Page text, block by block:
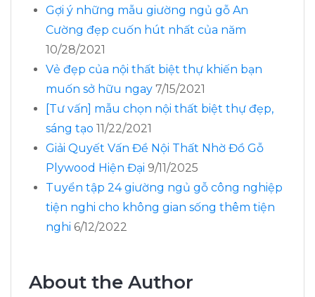
Gợi ý những mẫu giường ngủ gỗ An
Cường đẹp cuốn hút nhất của năm
10/28/2021
Vẻ đẹp của nội thất biệt thự khiến bạn
muốn sở hữu ngay 7/15/2021
[Tư vấn] mẫu chọn nội thất biệt thự đẹp,
sáng tạo 11/22/2021
Giải Quyết Vấn Đề Nội Thất Nhờ Đồ Gỗ
Plywood Hiện Đại 9/11/2025
Tuyển tập 24 giường ngủ gỗ công nghiệp
tiện nghi cho không gian sống thêm tiện
nghi 6/12/2022
About the Author